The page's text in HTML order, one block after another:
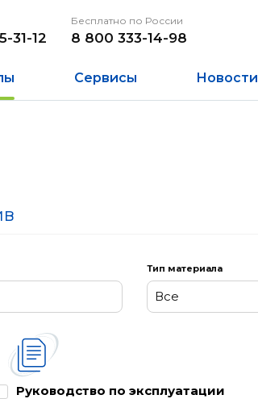
31-12
Бесплатно по России
8 800 333-14-98
Сервисы Новости
Тип материала
Все
Каталог
Руководство по эксплуатации